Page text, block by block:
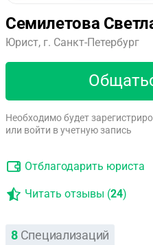
Семилетова
Юрист, г. Санкт-Петербург
Необходимо будет
или войти в учетную запись
Отблагодарить юриста
Читать отзывы (24)
8 Специализаций